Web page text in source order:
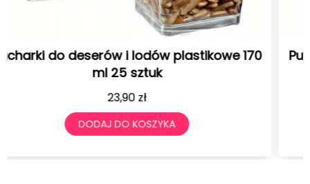
Pucharki do deserów i lodów plastikowe 120
ml 25 sztuk
19,90
DODAJ DO KOSZYKA